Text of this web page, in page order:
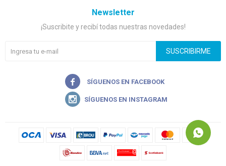
Newsletter
¡Suscribite y recibí todas nuestras novedades!
SUSCRIBIRME

